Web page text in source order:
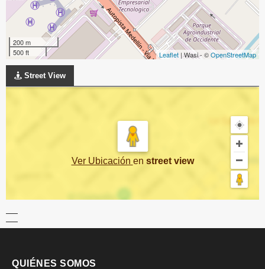
200 m
500 ft
Leaflet | Wasi - ©OpenStreetMap
Street View
Ver Ubicación en street view
QUIÉNES SOMOS